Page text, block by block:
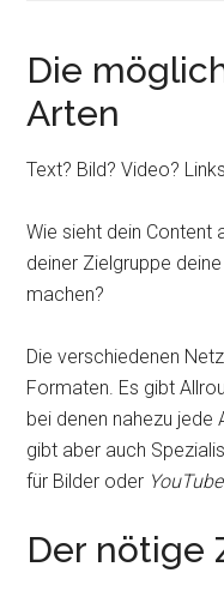
Die
Arten
Text? Bild? Video?
Wie sieht dein Content
deiner Zielgruppe
machen?
Die verschiedenen
Formaten. Es gibt
bei denen nahezu jede
gibt aber auch
für Bilder oder YouTube
Der nötige